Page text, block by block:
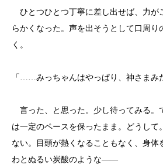
ひとつひとつ丁寧に差し出せば、力が
らかくなった。声を出そうとして口周り
く。
「……みっちゃんはやっぱり、神さまみ
言った、と思った。少し待ってみる。
は一定のペースを保ったまま。どうして
ない。目頭が熱くなることもなく、身体
わとぬるい炭酸のような——